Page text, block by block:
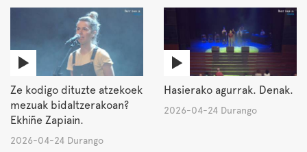
Ze kodigo dituzte atzekoek
mezuak bidaltzerakoan?
Ekhiñe Zapiain.
2026-04-24 Durango
Hasierako agurrak. Denak.
2026-04-24 Durango